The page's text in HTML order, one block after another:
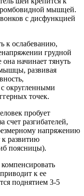
ромбовидной мышцей.
с дисфункцией
к ослабеванию,
грудной
начинает тянуть
развивая
округленными
точек.
пробует
счет разгибателей,
напряжению
к развитию
поясницы).
к ее
поднятием 3-5